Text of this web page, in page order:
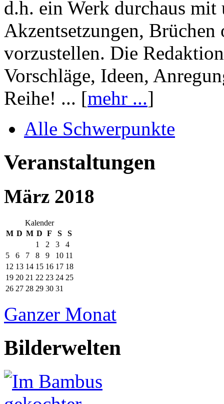
d.h. ein Werk durchaus mit
Akzentsetzungen, Brüchen
vorzustellen. Die
Vorschläge, Ideen,
Reihe! ... [mehr ...]
Alle Schwerpunkte
Veranstaltungen
März 2018
Kalender
M D M D F S
S
1
2 3
4
5
6 7 8 9 10 11
12 13 14 15 16 17 18
19 20 21 22 23 24 25
26 27 28 29 30 31
Ganzer Monat
Bilderwelten